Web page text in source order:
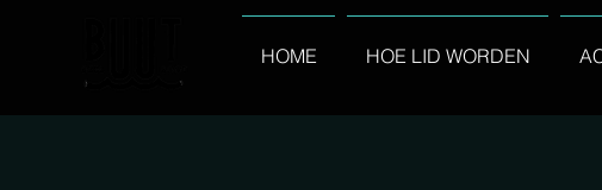
HOME HOE LID WORDEN